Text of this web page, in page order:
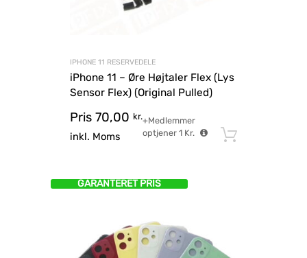
IPHONE 11 RESERVEDELE
iPhone 11 – Øre Højtaler Flex (Lys
Sensor Flex) (Original Pulled)
Pris 70,00 kr.
inkl. Moms
+Medlemmer
optjener1 Kr.
GARANTERET PRIS